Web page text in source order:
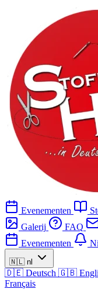
Evenementen
Galerij
FAQ
Evenementen
🇳🇱 nl
🇩🇪 Deutsch 🇬🇧
Français